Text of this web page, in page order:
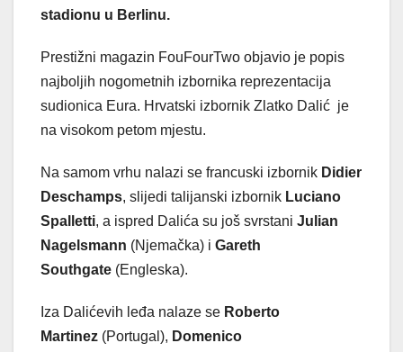
stadionu u Berlinu.
Prestižni magazin FouFourTwo objavio je popis
najboljih nogometnih izbornika reprezentacija
sudionica Eura. Hrvatski izbornik Zlatko Dalić je
na visokom petom mjestu.
Na samom vrhu nalazi se francuski izbornik Didier
Deschamps, slijedi talijanski izbornik Luciano
Spalletti, a ispred Dalića su još svrstani Julian
Nagelsmann (Njemačka) i Gareth
Southgate (Engleska).
Iza Dalićevih leđa nalaze se Roberto
Martinez (Portugal), Domenico